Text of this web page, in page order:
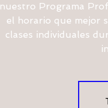
nuestro Programa
el horario que mejor
clases individuales